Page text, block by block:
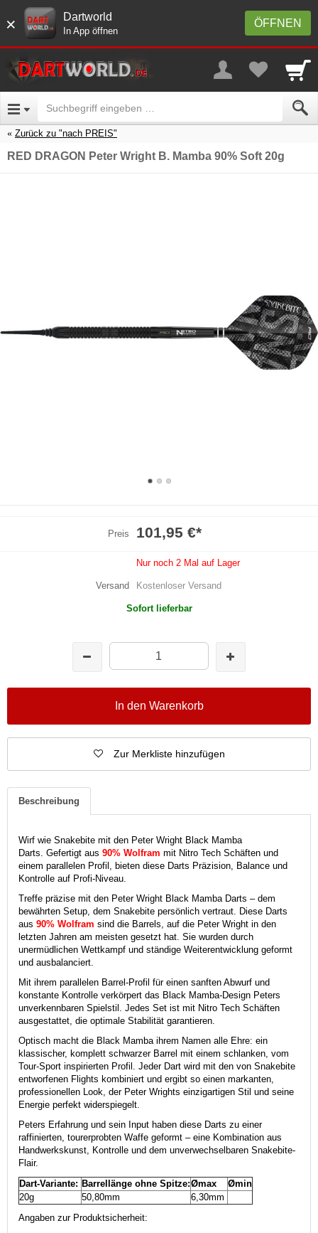
× ÖFFNEN
Dartworld
In App öffnen
Zurück zu "nach PREIS"
RED DRAGON Peter Wright B. Mamba 90% Soft 20g
Preis 101,95 €*
Nur noch 2 Mal auf Lager
Versand Kostenloser Versand
Sofort lieferbar
In den Warenkorb
Zur Merkliste hinzufügen
Beschreibung
Wirf wie Snakebite mit den Peter Wright Black Mamba
Darts. Gefertigt aus 90% Wolfram mit Nitro Tech Schäften und
einem parallelen Profil, bieten diese Darts Präzision, Balance und
Kontrolle auf Profi-Niveau.
Treffe präzise mit den Peter Wright Black Mamba Darts – dem
bewährten Setup, dem Snakebite persönlich vertraut. Diese Darts
aus 90% Wolfram sind die Barrels, auf die Peter Wright in den
letzten Jahren am meisten gesetzt hat. Sie wurden durch
unermüdlichen Wettkampf und ständige Weiterentwicklung geformt
und ausbalanciert.
Mit ihrem parallelen Barrel-Profil für einen sanften Abwurf und
konstante Kontrolle verkörpert das Black Mamba-Design Peters
unverkennbaren Spielstil. Jedes Set ist mit Nitro Tech Schäften
ausgestattet, die optimale Stabilität garantieren.
Optisch macht die Black Mamba ihrem Namen alle Ehre: ein
klassischer, komplett schwarzer Barrel mit einem schlanken, vom
Tour-Sport inspirierten Profil. Jeder Dart wird mit den von Snakebite
entworfenen Flights kombiniert und ergibt so einen markanten,
professionellen Look, der Peter Wrights einzigartigen Stil und seine
Energie perfekt widerspiegelt.
Peters Erfahrung und sein Input haben diese Darts zu einer
raffinierten, tourerprobten Waffe geformt – eine Kombination aus
Handwerkskunst, Kontrolle und dem unverwechselbaren Snakebite-
Flair.
Dart-Variante: Barrellänge ohne Spitze:Ømax
Ømin
20g
50,80mm
6,30mm
Angaben zur Produktsicherheit: